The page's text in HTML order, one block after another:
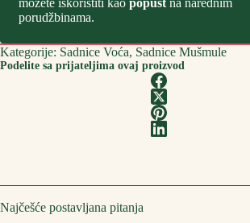
porudžbinama.
Kategorije: Sadnice Voća, Sadnice Mušmule
Podelite sa prijateljima ovaj proizvod
Najčešće postavljana pitanja